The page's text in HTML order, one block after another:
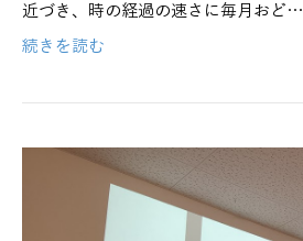
近づき、時の経過の速さに毎月おど…
続きを読む